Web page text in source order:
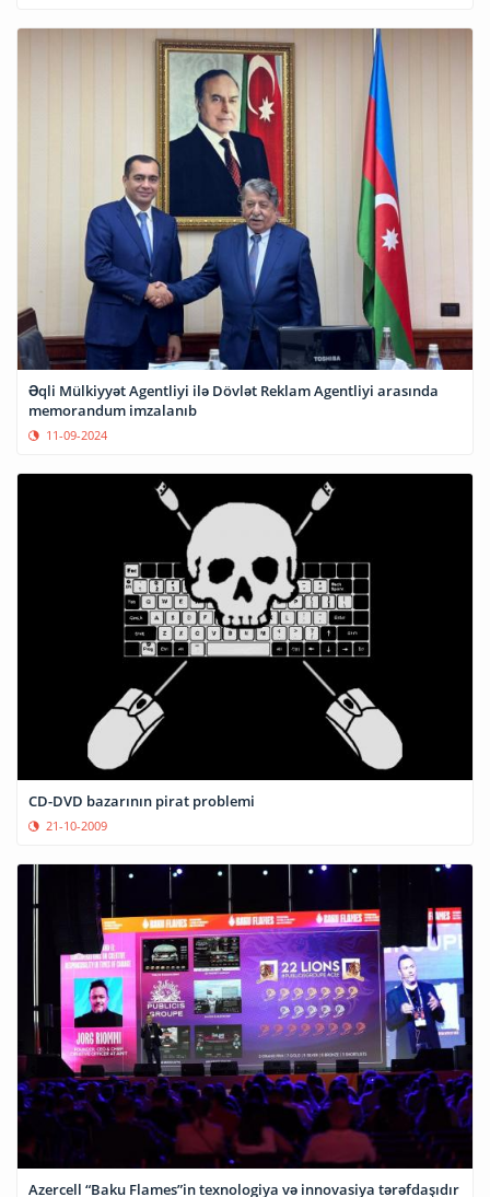
Əqli Mülkiyyət Agentliyi ilə Dövlət Reklam Agentliyi arasında
memorandum imzalanıb
11-09-2024
CD-DVD bazarının pirat problemi
21-10-2009
Azercell “Baku Flames”in texnologiya və innovasiya tərəfdaşıdır